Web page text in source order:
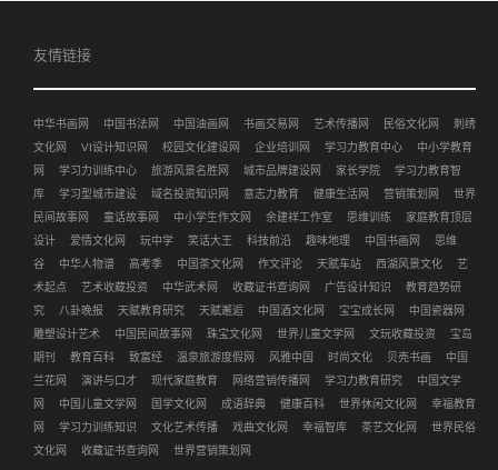
友情链接
中华书画网 中国书法网 中国油画网 书画交易网 艺术传播网 民俗文化网
刺绣
文化网
VI设计知识网 校园文化建设网 企业培训网 学习力教育中心
中小学教育
网
学习力训练中心 旅游风景名胜网 城市品牌建设网 家长学院
学习力教育智
库
学习型城市建设 域名投资知识网 意志力教育 健康生活网 营销策划网
世界
民间故事网
童话故事网 中小学生作文网 余建祥工作室 思维训练
家庭教育顶层
设计
爱情文化网 玩中学 笑话大王 科技前沿 趣味地理 中国书画网
思维
谷
中华人物谱 高考季 中国茶文化网 作文评论 天赋车站 西湖风景文化
艺
术起点
艺术收藏投资 中华武术网 收藏证书查询网 广告设计知识
教育趋势研
究
八卦晚报 天赋教育研究 天赋邂逅 中国酒文化网 宝宝成长网
中国瓷器网
雕塑设计艺术
中国民间故事网 珠宝文化网 世界儿童文学网 文玩收藏投资
宝岛
期刊
教育百科 致富经 温泉旅游度假网 风雅中国 时尚文化 贝壳书画
中国
兰花网
演讲与口才 现代家庭教育 网络营销传播网 学习力教育研究
中国文学
网
中国儿童文学网 国学文化网 成语辞典 健康百科 世界休闲文化网
幸福教育
网
学习力训练知识 文化艺术传播 戏曲文化网 幸福智库 茶艺文化网
世界民俗
文化网
收藏证书查询网 世界营销策划网